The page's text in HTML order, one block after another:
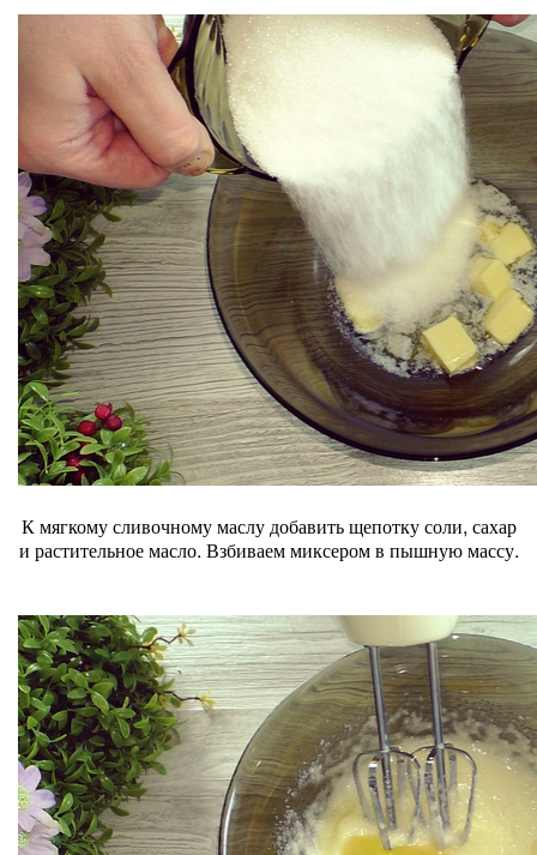
К мягкому сливочному маслу добавить щепотку соли, сахар
и растительное масло. Взбиваем миксером в пышную массу.